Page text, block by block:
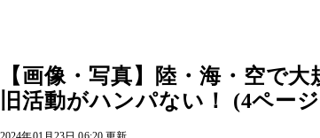
【画像・写真】陸・海・空で
旧活動がハンパない！ (4ペー